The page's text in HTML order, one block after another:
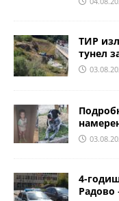
ТИР
тунел
4-